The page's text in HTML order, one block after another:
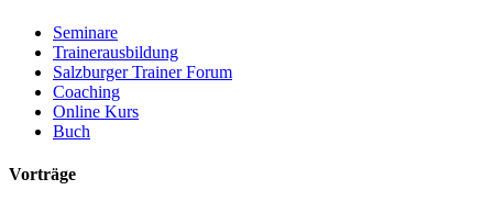
Seminare
Trainerausbildung
Salzburger Trainer Forum
Coaching
Online Kurs
Buch
Vorträge